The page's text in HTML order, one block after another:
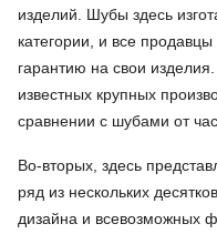
изделий. Шубы здесь
категории, и все
гарантию на свои
известных крупных
сравнении с шубами от
Во-вторых, здесь
ряд из нескольких
дизайна и всевозможных